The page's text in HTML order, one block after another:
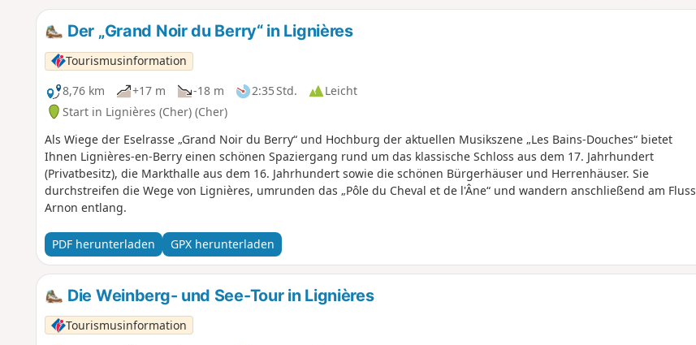
Der „Grand Noir du Berry“ in Lignières
Tourismusinformation
8,76 km
+17 m -18 m 2:35 Std.
Leicht
Start in Lignières (Cher) (Cher)
Als Wiege der Eselrasse „Grand Noir du Berry“ und Hochburg der aktuellen Musikszene „Les Bains-Douches“ bietet
Ihnen Lignières-en-Berry einen schönen Spaziergang rund um das klassische Schloss aus dem 17. Jahrhundert
(Privatbesitz), die Markthalle aus dem 16. Jahrhundert sowie die schönen Bürgerhäuser und Herrenhäuser. Sie
durchstreifen die Wege von Lignières, umrunden das „Pôle du Cheval et de l'Âne“ und wandern anschließend am Fluss
Arnon entlang.
PDF herunterladen GPX herunterladen
Die Weinberg- und See-Tour in Lignières
Tourismusinformation